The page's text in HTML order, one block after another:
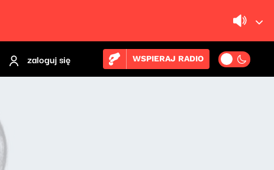
zaloguj się WSPIERAJ RADIO